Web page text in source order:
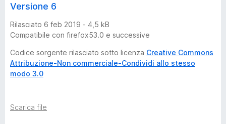
Versione 6
Rilasciato 6 feb 2019 - 4,5 kB
Compatibile con firefox53.0 e successive
Codice sorgente rilasciato sotto licenza Creative Commons
Attribuzione-Non commerciale-Condividi allo stesso
modo 3.0
Scarica file